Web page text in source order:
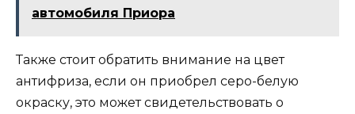
автомобиля Приора
Также стоит обратить внимание на цвет
антифриза, если он приобрел серо-белую
окраску, это может свидетельствовать о